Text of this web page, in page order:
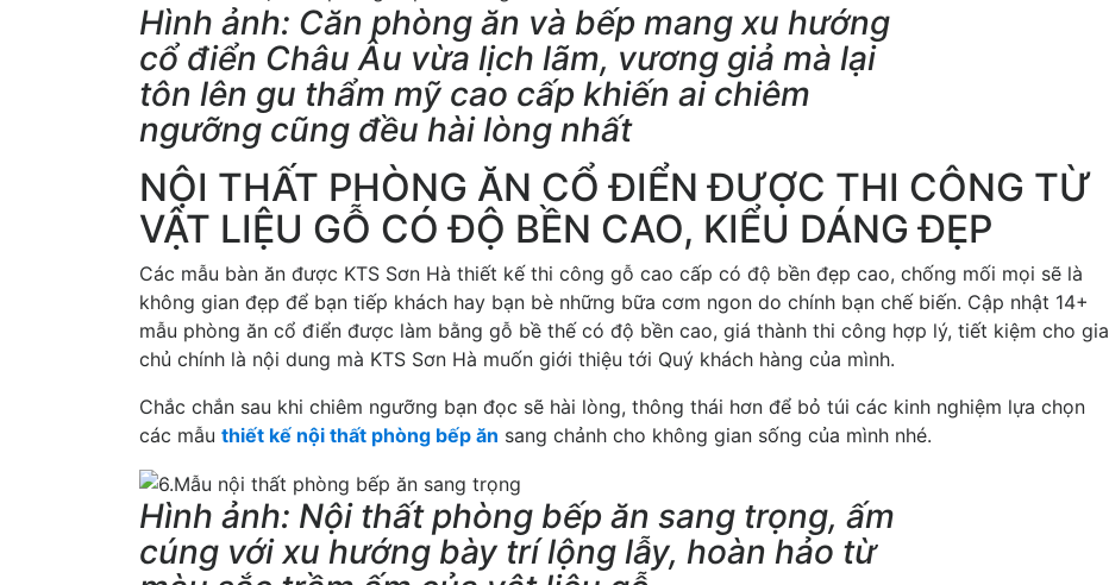
Hình ảnh: Căn phòng ăn và bếp mang xu hướng
cổ điển Châu Âu vừa lịch lãm, vương giả mà lại
tôn lên gu thẩm mỹ cao cấp khiến ai chiêm
ngưỡng cũng đều hài lòng nhất
NỘI THẤT PHÒNG ĂN CỔ ĐIỂN ĐƯỢC THI CÔNG TỪ
VẬT LIỆU GỖ CÓ ĐỘ BỀN CAO, KIỂU DÁNG ĐẸP
Các mẫu bàn ăn được KTS Sơn Hà thiết kế thi công gỗ cao cấp có độ bền đẹp cao, chống mối mọi sẽ là
không gian đẹp để bạn tiếp khách hay bạn bè những bữa cơm ngon do chính bạn chế biến. Cập nhật 14+
mẫu phòng ăn cổ điển được làm bằng gỗ bề thế có độ bền cao, giá thành thi công hợp lý, tiết kiệm cho gia
chủ chính là nội dung mà KTS Sơn Hà muốn giới thiệu tới Quý khách hàng của mình.
Chắc chắn sau khi chiêm ngưỡng bạn đọc sẽ hài lòng, thông thái hơn để bỏ túi các kinh nghiệm lựa chọn
các mẫu thiết kế nội thất phòng bếp ăn sang chảnh cho không gian sống của mình nhé.
Hình ảnh: Nội thất phòng bếp ăn sang trọng, ấm
cúng với xu hướng bày trí lộng lẫy, hoàn hảo từ